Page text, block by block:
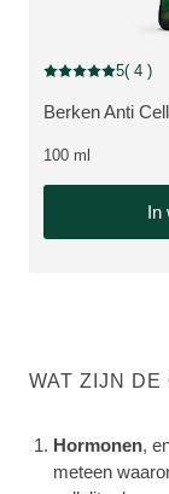
BEKIJK
Berken Anti
Beoordeling: 5
5( 4 )
100 ml
In
WAT ZIJN DE
Hormonen,
meteen